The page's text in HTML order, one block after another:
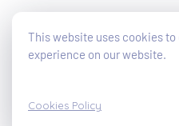
©2025 Wako - All Rights
d'amélioration
Politique
Conditions
This website uses cookies
experience on our website.
Cookies Policy